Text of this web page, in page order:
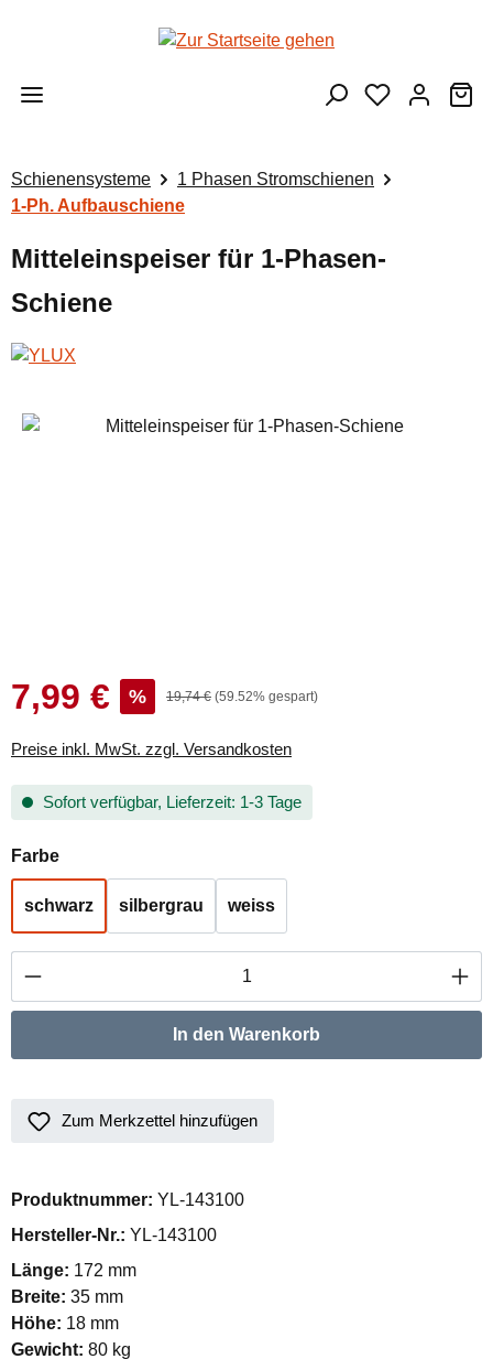
Zum Hauptinhalt springen
Schienensysteme
1 Phasen Stromschienen
1-Ph. Aufbauschiene
Mitteleinspeiser für 1-Phasen-
Schiene
Bildergalerie überspringen
Verkaufspreis:
7,99 € % Regulärer Preis:
19,74 € (59.52% gespart)
Preise inkl. MwSt. zzgl. Versandkosten
Sofort verfügbar, Lieferzeit: 1-3 Tage
Farbeauswählen
schwarz silbergrau weiss
Produkt Anzahl: Gib den gewünschten
In den Warenkorb
Zum Merkzettel hinzufügen
Produktnummer: YL-143100
Hersteller-Nr.: YL-143100
Länge: 172 mm
Breite: 35 mm
Höhe: 18 mm
Gewicht: 80 kg